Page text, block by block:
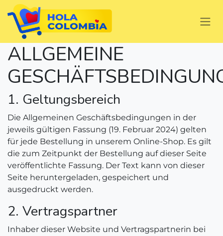
Zum Inhalt springen
ALLGEMEINE
1. Geltungsbereich
Die Allgemeinen Geschäftsbedingungen in der
jeweils gültigen Fassung (19. Februar 2024) gelten
für jede Bestellung in unserem Online-Shop. Es gilt
die zum Zeitpunkt der Bestellung auf dieser Seite
veröffentlichte Fassung. Der Text kann von dieser
Seite heruntergeladen, gespeichert und
ausgedruckt werden.
2. Vertragspartner
Inhaber dieser Website und Vertragspartnerin bei